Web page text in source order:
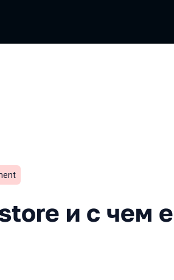
с чем его едят
и с чем